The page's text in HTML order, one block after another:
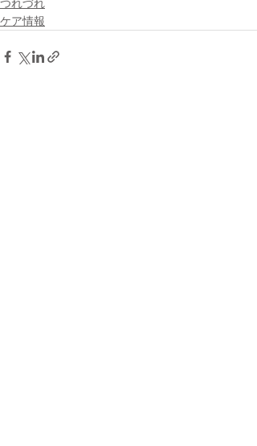
つれづれ
ケア情報